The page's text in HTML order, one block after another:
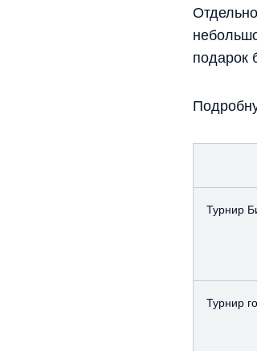
подарок
Турнир
Турнир